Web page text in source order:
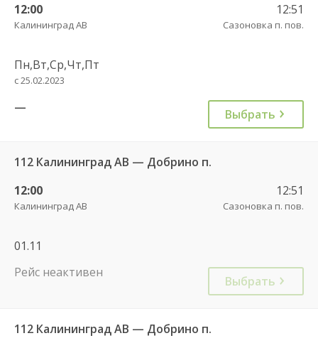
12:00
Калининград АВ
12:51
Сазоновка п. пов.
Пн,Вт,Ср,Чт,Пт
с 25.02.2023
— Выбрать
112 Калининград АВ — Добрино п.
12:00
Калининград АВ
12:51
Сазоновка п. пов.
01.11
Рейс неактивен
Выбрать
112 Калининград АВ — Добрино п.